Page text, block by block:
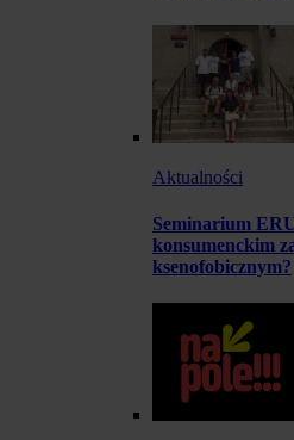
Aktualności
Seminarium
konsumenckim
ksenofobicznym?